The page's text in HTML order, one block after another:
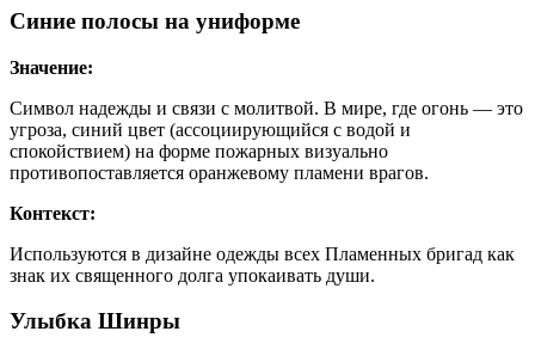
Синие полосы на униформе
Значение:
Символ надежды и связи с молитвой. В мире, где огонь — это
угроза, синий цвет (ассоциирующийся с водой и
спокойствием) на форме пожарных визуально
противопоставляется оранжевому пламени врагов.
Контекст:
Используются в дизайне одежды всех Пламенных бригад как
знак их священного долга упокаивать души.
Улыбка Шинры